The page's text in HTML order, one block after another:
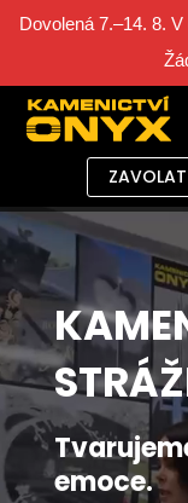
Dovolená 7.–14. 8.
ZAVOLAT
Video
Player
emoce.